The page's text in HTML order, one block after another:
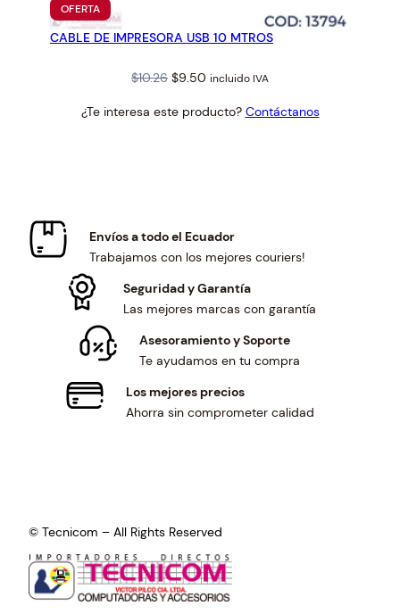
OFERTAPRODUCTO
EN
OFERTA
CABLE DE IMPRESORA USB 10 MTROS
$10.26 Original
was:
$9.50 Current
is:
incluido IVA
¿Te interesa este producto? Contáctanos
Envíos a todo el Ecuador
Trabajamos con los mejores couriers!
Seguridad y Garantía
Las mejores marcas con garantía
Asesoramiento y Soporte
Te ayudamos en tu compra
Los mejores precios
Ahorra sin comprometer calidad
© Tecnicom – All Rights Reserved